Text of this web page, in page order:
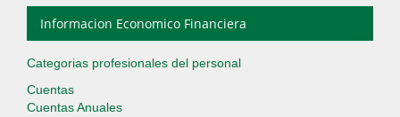
Informacion Economico Financiera
Categorias profesionales del personal
Cuentas
Cuentas Anuales